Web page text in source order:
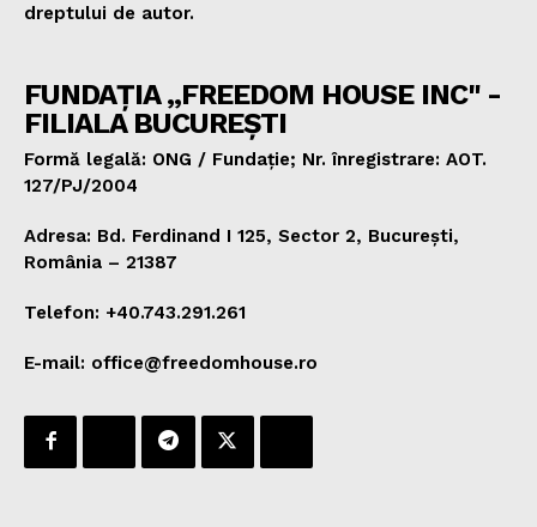
dreptului de autor.
FUNDAȚIA „FREEDOM HOUSE INC" -
FILIALA BUCUREȘTI
Formă legală: ONG / Fundație; Nr. înregistrare: AOT.
127/PJ/2004
Adresa: Bd. Ferdinand I 125, Sector 2, București,
România – 21387
Telefon: +40.743.291.261
E-mail: office@freedomhouse.ro